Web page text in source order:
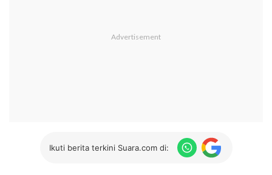
Ikuti berita terkini Suara.com di: